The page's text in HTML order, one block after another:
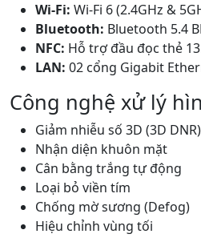
Wi-Fi: Wi-Fi 6 (2.4GHz &
Bluetooth: Bluetooth 5.4
NFC: Hỗ trợ đầu đọc thẻ
LAN: 02 cổng Gigabit
Công nghệ xử lý
Giảm nhiễu số 3D (3D DNR)
Nhận diện khuôn mặt
Cân bằng trắng tự động
Loại bỏ viền tím
Chống mờ sương (Defog)
Hiệu chỉnh vùng tối